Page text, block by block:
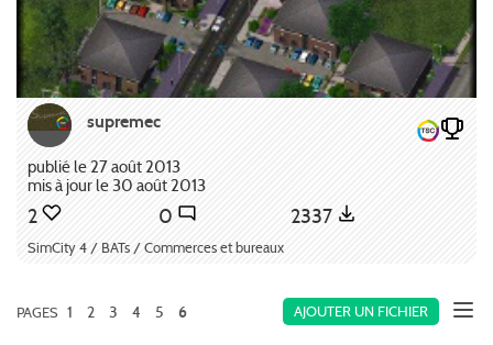
supremec
publié le 27 août 2013
mis à jour le 30 août 2013
2 0 2337
SimCity 4 / BATs / Commerces et bureaux
AJOUTER UN FICHIER
PAGES 1 2 3 4 5 6